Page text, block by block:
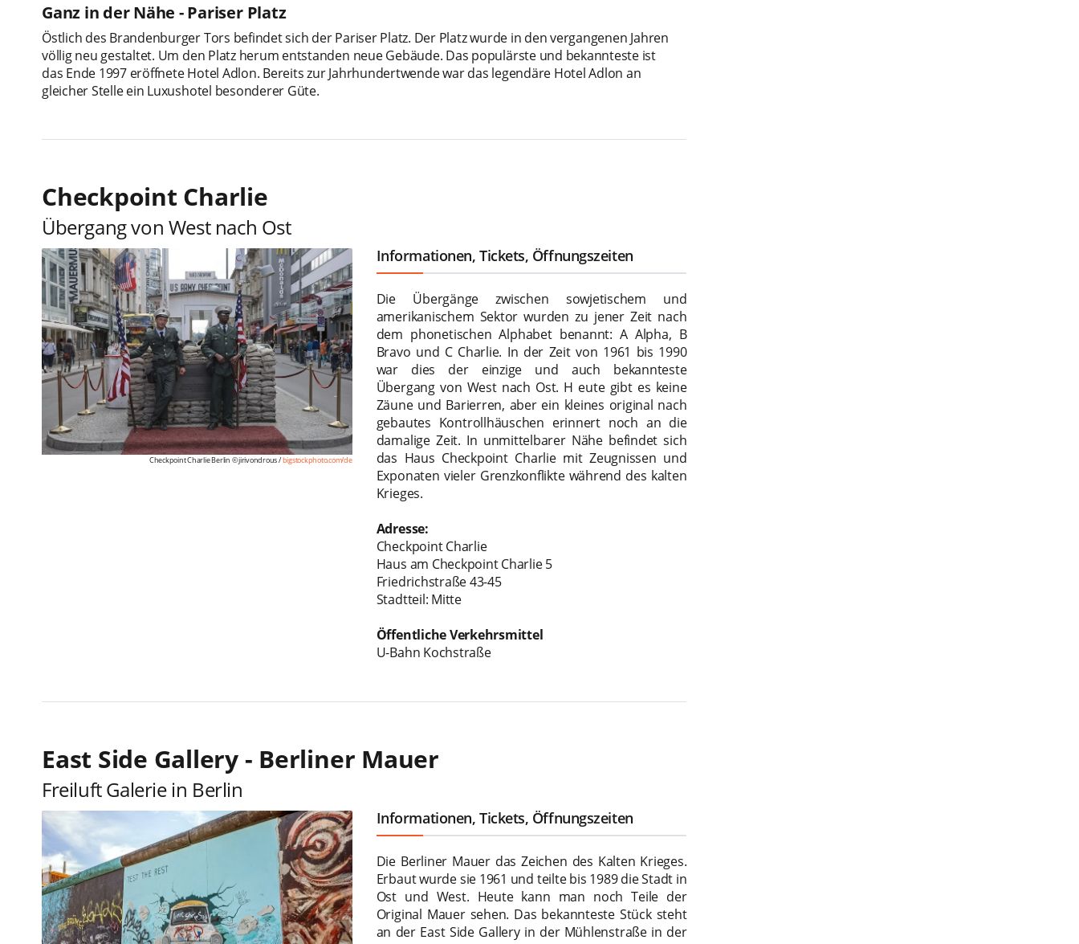
Ganz in der Nähe - Pariser Platz
Östlich des Brandenburger Tors befindet sich der Pariser Platz. Der Platz wurde in den vergangenen Jahren
völlig neu gestaltet. Um den Platz herum entstanden neue Gebäude. Das populärste und bekannteste ist
das Ende 1997 eröffnete Hotel Adlon. Bereits zur Jahrhundertwende war das legendäre Hotel Adlon an
gleicher Stelle ein Luxushotel besonderer Güte.
Checkpoint Charlie
Übergang von West nach Ost
Checkpoint Charlie Berlin © jirivondrous /bigstockphoto.com/de
Informationen, Tickets, Öffnungszeiten
Die Übergänge zwischen sowjetischem und
amerikanischem Sektor wurden zu jener Zeit nach
dem phonetischen Alphabet benannt: A Alpha, B
Bravo und C Charlie. In der Zeit von 1961 bis 1990
war dies der einzige und auch bekannteste
Übergang von West nach Ost. H eute gibt es keine
Zäune und Barierren, aber ein kleines original nach
gebautes Kontrollhäuschen erinnert noch an die
damalige Zeit. In unmittelbarer Nähe befindet sich
das Haus Checkpoint Charlie mit Zeugnissen und
Exponaten vieler Grenzkonflikte während des kalten
Krieges.
Adresse:
Checkpoint Charlie
Haus am Checkpoint Charlie 5
Friedrichstraße 43-45
Stadtteil: Mitte
Öffentliche Verkehrsmittel
U-Bahn Kochstraße
East Side Gallery - Berliner Mauer
Freiluft Galerie in Berlin
Informationen, Tickets, Öffnungszeiten
Die Berliner Mauer das Zeichen des Kalten Krieges.
Erbaut wurde sie 1961 und teilte bis 1989 die Stadt in
Ost und West. Heute kann man noch Teile der
Original Mauer sehen. Das bekannteste Stück steht
an der East Side Gallery in der Mühlenstraße in der